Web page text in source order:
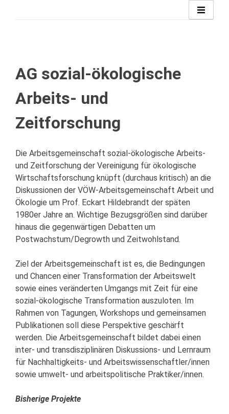
AG sozial-ökologische
Arbeits- und
Zeitforschung
Die Arbeitsgemeinschaft sozial-ökologische Arbeits-
und Zeitforschung der Vereinigung für ökologische
Wirtschaftsforschung knüpft (durchaus kritisch) an die
Diskussionen der VÖW-Arbeitsgemeinschaft Arbeit und
Ökologie um Prof. Eckart Hildebrandt der späten
1980er Jahre an. Wichtige Bezugsgrößen sind darüber
hinaus die gegenwärtigen Debatten um
Postwachstum/Degrowth und Zeitwohlstand.
Ziel der Arbeitsgemeinschaft ist es, die Bedingungen
und Chancen einer Transformation der Arbeitswelt
sowie eines veränderten Umgangs mit Zeit für eine
sozial-ökologische Transformation auszuloten. Im
Rahmen von Tagungen, Workshops und gemeinsamen
Publikationen soll diese Perspektive geschärft
werden. Die Arbeitsgemeinschaft bildet dabei einen
inter- und transdisziplinären Diskussions- und Lernraum
für Nachhaltigkeits- und Arbeitswissenschaftler/innen
sowie umwelt- und arbeitspolitische Praktiker/innen.
Bisherige Projekte